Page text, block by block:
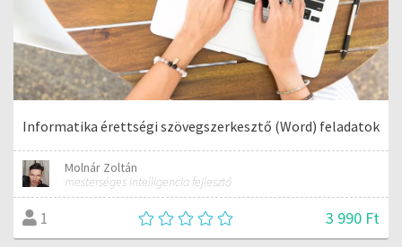
Informatika érettségi szövegszerkesztő (Word) feladatok
Molnár Zoltán
mesterséges intelligencia fejlesztő
1 3 990 Ft